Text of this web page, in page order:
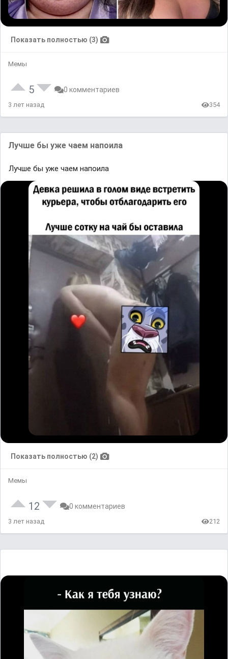
Показать полностью (3)
Мемы
5 0 комментариев
3 лет назад 354
Лучше бы уже чаем напоила
Лучше бы уже чаем напоила
Показать полностью (2)
Мемы
12 0 комментариев
3 лет назад 212